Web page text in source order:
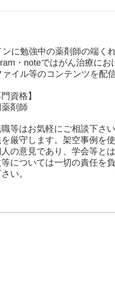
に勉強中の薬剤師の端くれ
・noteではがん治療にお
イル等のコンテンツを配信
資格】
剤師
等はお気軽にご相談下さい
厳守します。架空事例を使
の意見であり、学会等とは
については一切の責任を負
い。